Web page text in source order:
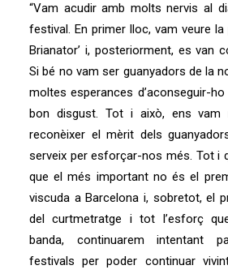
“Vam acudir amb molts nervis al
festival. En primer lloc, vam veure la
Brianator’ i, posteriorment, es van
Si bé no vam ser guanyadors de la
moltes esperances d’aconseguir-
bon disgust. Tot i això, ens vam
reconèixer el mèrit dels
serveix per esforçar-nos més. Tot i
que el més important no és el
viscuda a Barcelona i, sobretot, el
del curtmetratge i tot l’esforç
banda, continuarem intentant
festivals per poder continuar